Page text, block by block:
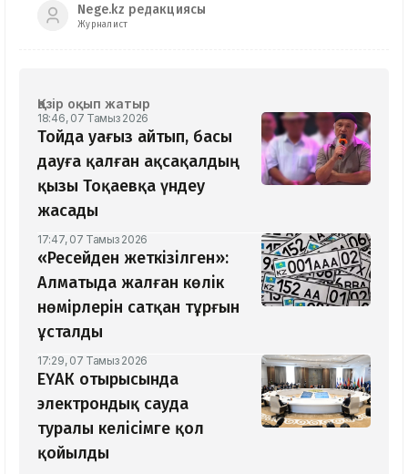
Nege.kz редакциясы
Журналист
Қазір оқып жатыр
18:46, 07 Тамыз 2026
Тойда уағыз айтып, басы
дауға қалған ақсақалдың
қызы Тоқаевқа үндеу
жасады
17:47, 07 Тамыз 2026
«Ресейден жеткізілген»:
Алматыда жалған көлік
нөмірлерін сатқан тұрғын
ұсталды
17:29, 07 Тамыз 2026
ЕҮАК отырысында
электрондық сауда
туралы келісімге қол
қойылды